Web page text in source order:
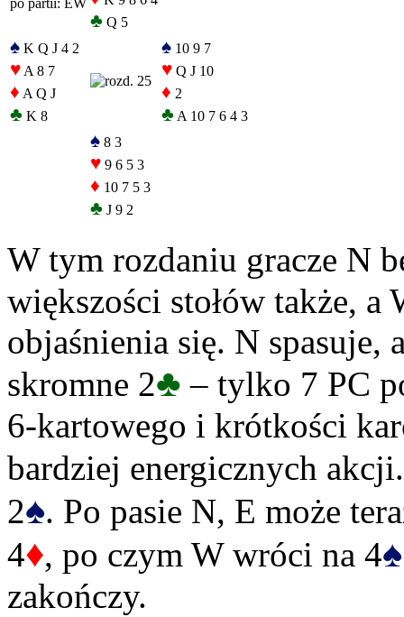
po partii: EW
♣ Q 5
♠ K Q J 4 2
♥ A 8 7
♦ A Q J
♣ K 8
♠ 10 9 7
♥ Q J 10
♦ 2
♣ A 10 7 6 4 3
♠ 8 3
♥ 9 6 5 3
♦ 10 7 5 3
♣ J 9 2
W tym rozdaniu gracze N
większości stołów także,
objaśnienia się. N
skromne 2♣ – tylko 7 PC
6-kartowego i krótkości
bardziej energicznych
2♠. Po pasie N, E może
4♦, po czym W wróci na 4♠
zakończy.